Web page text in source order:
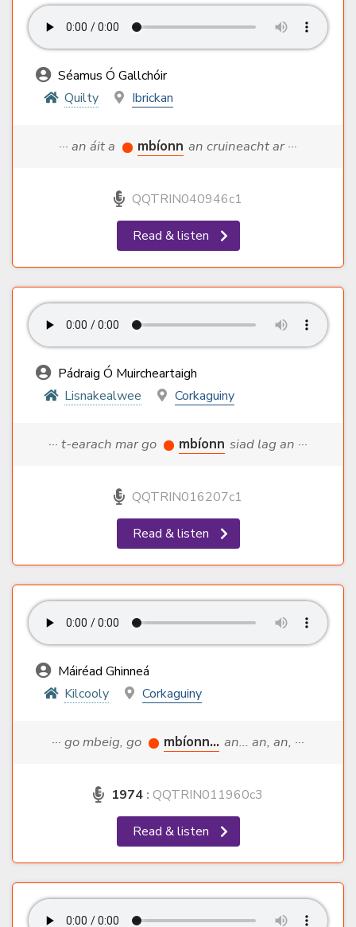
Séamus Ó Gallchóir
Quilty
Ibrickan
··· an áit a mbíonn an cruineacht ar ···
QQTRIN040946c1
Read & listen
Pádraig Ó Muircheartaigh
Lisnakealwee
Corkaguiny
··· t-earach mar go mbíonn siad lag an ···
QQTRIN016207c1
Read & listen
Máiréad Ghinneá
Kilcooly
Corkaguiny
··· go mbeig, go mbíonn... an... an, an, ···
1974 : QQTRIN011960c3
Read & listen